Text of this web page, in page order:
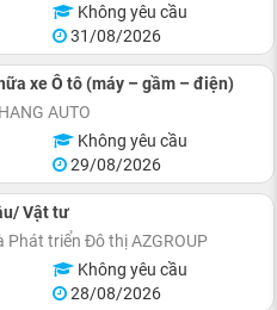
Không yêu cầu
31/08/2026
xe Ô tô (máy – gầm – điện)
AUTO
Không yêu cầu
29/08/2026
Vật tư
triển Đô thị AZGROUP
Không yêu cầu
28/08/2026